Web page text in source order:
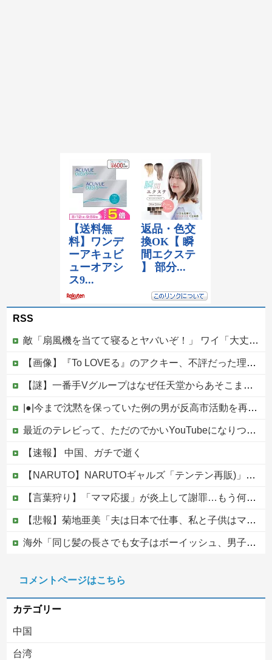
RSS
敵「扇風機を当てて寝るとヤバいぞ！」 ワイ「大丈夫やろｗｗｗ」扇風機ポチー
【画像】『To LOVEる』のアクキー、不評だった理由が明確すぎる
【謎】一番手Vグループはなぜ任天堂からあそこまで寵愛されるんだ？
|●|今まで沈黙を保っていた例の男が反高市活動を再開した模様、財務省を手を組んでの返り咲きが狙いか？
最近のテレビって、ただのでかいYouTubeになりつつあるよな他
【速報】 中国、ガチで逝く
【NARUTO】NARUTOギャルズ「テンテン再販)」フィギュア【明日予約開始】
【言葉狩り】「ママ応援」が炎上して謝罪…もう何も言えない
【悲報】菊地亜美「夫は日本で仕事、私と子供はマレーシア、夫は毎月会いに来る」←これどう思う？
海外「同じ髪の長さでも女子はボーイッシュ、男子は女っぽい扱いになる」呼び名が逆転する境界線あるある…？
【移民政策反対】イオンの売り場で唐揚げを食う中国人の子供
コメントページはこちら
カテゴリー
中国
台湾